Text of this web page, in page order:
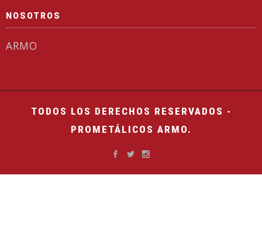
NOSOTROS
ARMO
TODOS LOS DERECHOS RESERVADOS -
PROMETÁLICOS ARMO.